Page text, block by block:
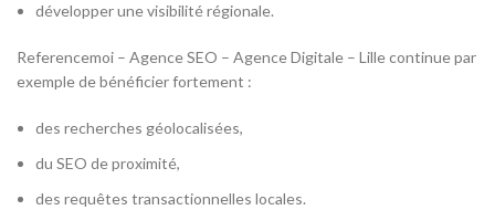
développer une visibilité régionale.
Referencemoi – Agence SEO – Agence Digitale – Lille continue par
exemple de bénéficier fortement :
des recherches géolocalisées,
du SEO de proximité,
des requêtes transactionnelles locales.